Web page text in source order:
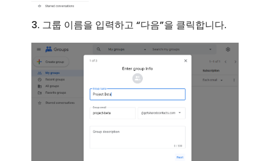
3. 그룹 이름을 입력하고 “다음”을 클릭합니다.